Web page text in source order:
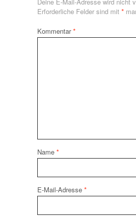
Erforderliche Felder sind mit *
Kommentar*
Name *
E-Mail-Adresse *